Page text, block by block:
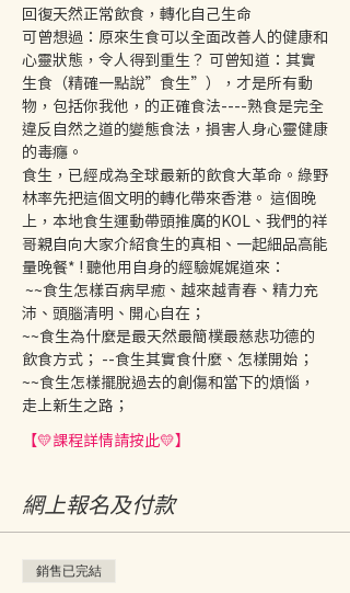
回復天然正常飲食，轉化自己生命
可曾想過：原來生食可以全面改善人的健康和
心靈狀態，令人得到重生？ 可曾知道：其實
生食（精確一點說”食生”），才是所有動
物，包括你我他，的正確食法----熟食是完全
違反自然之道的變態食法，損害人身心靈健康
的毒癮。
食生，已經成為全球最新的飲食大革命。綠野
林率先把這個文明的轉化帶來香港。 這個晚
上，本地食生運動帶頭推廣的KOL、我們的祥
哥親自向大家介紹食生的真相、一起細品高能
量晚餐* ! 聽他用自身的經驗娓娓道來：
~~食生怎樣百病早癒、越來越青春、精力充
沛、頭腦清明、開心自在；
~~食生為什麼是最天然最簡樸最慈悲功德的
飲食方式； --食生其實食什麼、怎樣開始；
~~食生怎樣擺脫過去的創傷和當下的煩惱，
走上新生之路；
【💛課程詳情請按此💛】
網上報名及付款
銷售已完結